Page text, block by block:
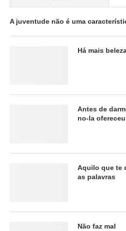
A juventude não é uma
Há mais
Antes de
no-la ofereceu
Aquilo que te
as palavras
Não faz mal